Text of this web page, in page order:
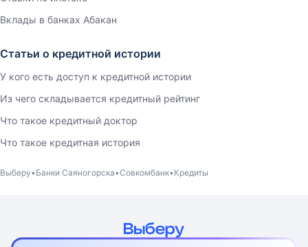
Вклады в банках Абакан
Статьи о кредитной истории
У кого есть доступ к кредитной истории
Из чего складывается кредитный рейтинг
Что такое кредитный доктор
Что такое кредитная история
Выберу Банки Саяногорска Совкомбанк Кредиты